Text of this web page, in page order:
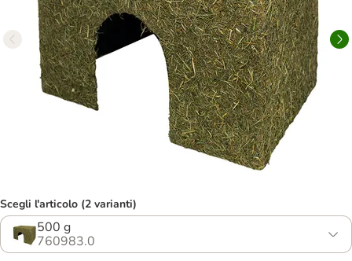
Scegli l'articolo (2 varianti)
500 g
760983.0